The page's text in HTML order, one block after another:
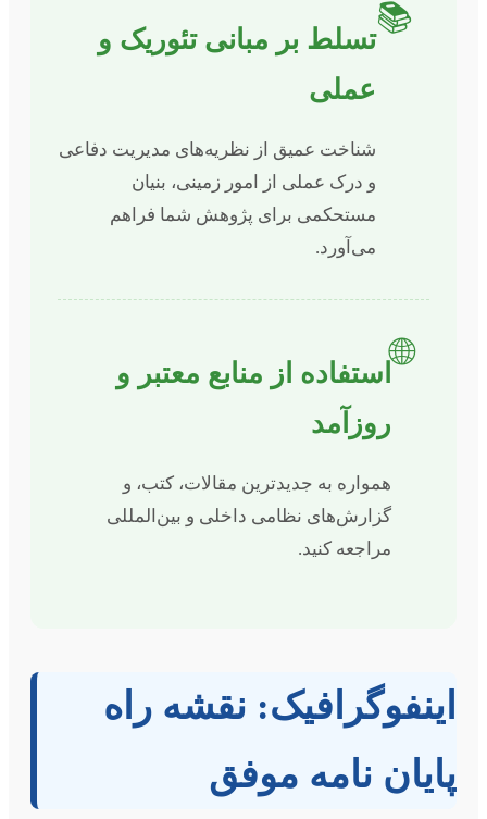
📚
تسلط بر مبانی تئوریک و
عملی
شناخت عمیق از نظریه‌های مدیریت دفاعی
و درک عملی از امور زمینی، بنیان
مستحکمی برای پژوهش شما فراهم
می‌آورد.
🌐
استفاده از منابع معتبر و
روزآمد
همواره به جدیدترین مقالات، کتب، و
گزارش‌های نظامی داخلی و بین‌المللی
مراجعه کنید.
اینفوگرافیک: نقشه راه
پایان نامه موفق